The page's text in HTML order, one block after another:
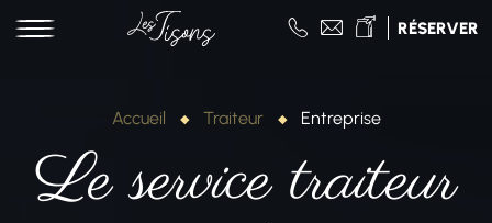
RÉSERVER
Accueil Traiteur Entreprise
Le service traiteur